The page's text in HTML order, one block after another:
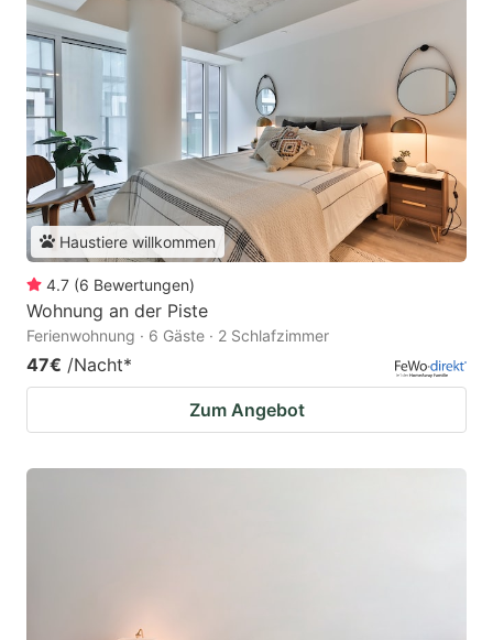
Haustiere willkommen
4.7 (6 Bewertungen)
Wohnung an der Piste
Ferienwohnung · 6 Gäste · 2 Schlafzimmer
47€ /Nacht*
Zum Angebot